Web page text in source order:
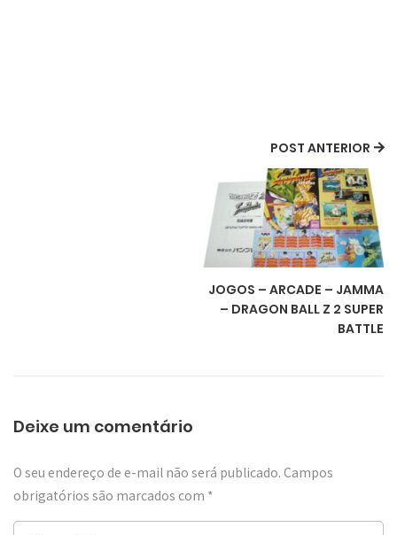
POST ANTERIOR
JOGOS – ARCADE – JAMMA
– DRAGON BALL Z 2 SUPER
BATTLE
Deixe um comentário
O seu endereço de e-mail não será publicado. Campos
obrigatórios são marcados com *